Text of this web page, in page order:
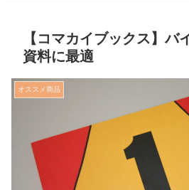
【コマカイブックス】バ
資料に最適
オススメ商品